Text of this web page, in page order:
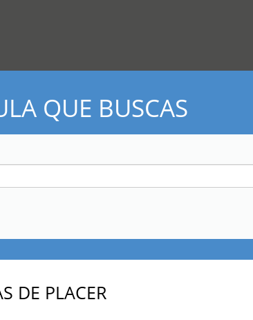
QUE BUSCAS
DE PLACER